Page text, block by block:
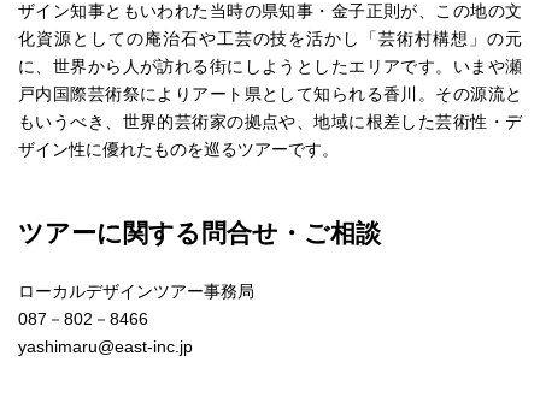
ザイン知事ともいわれた当時の県知事・金子正則が、この地の文
化資源としての庵治石や工芸の技を活かし「芸術村構想」の元
に、世界から人が訪れる街にしようとしたエリアです。いまや瀬
戸内国際芸術祭によりアート県として知られる香川。その源流と
もいうべき、世界的芸術家の拠点や、地域に根差した芸術性・デ
ザイン性に優れたものを巡るツアーです。
ツアーに関する問合せ・ご相談
ローカルデザインツアー事務局
087－802－8466
yashimaru@east-inc.jp